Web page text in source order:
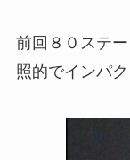
前回８０ステ
照的でインパク